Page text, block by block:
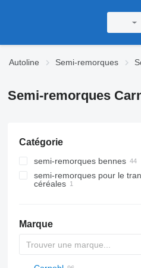
Autoline Semi-remorques
Semi-remorques
Catégorie
semi-remorques bennes
semi-remorques pour le
céréales
Marque